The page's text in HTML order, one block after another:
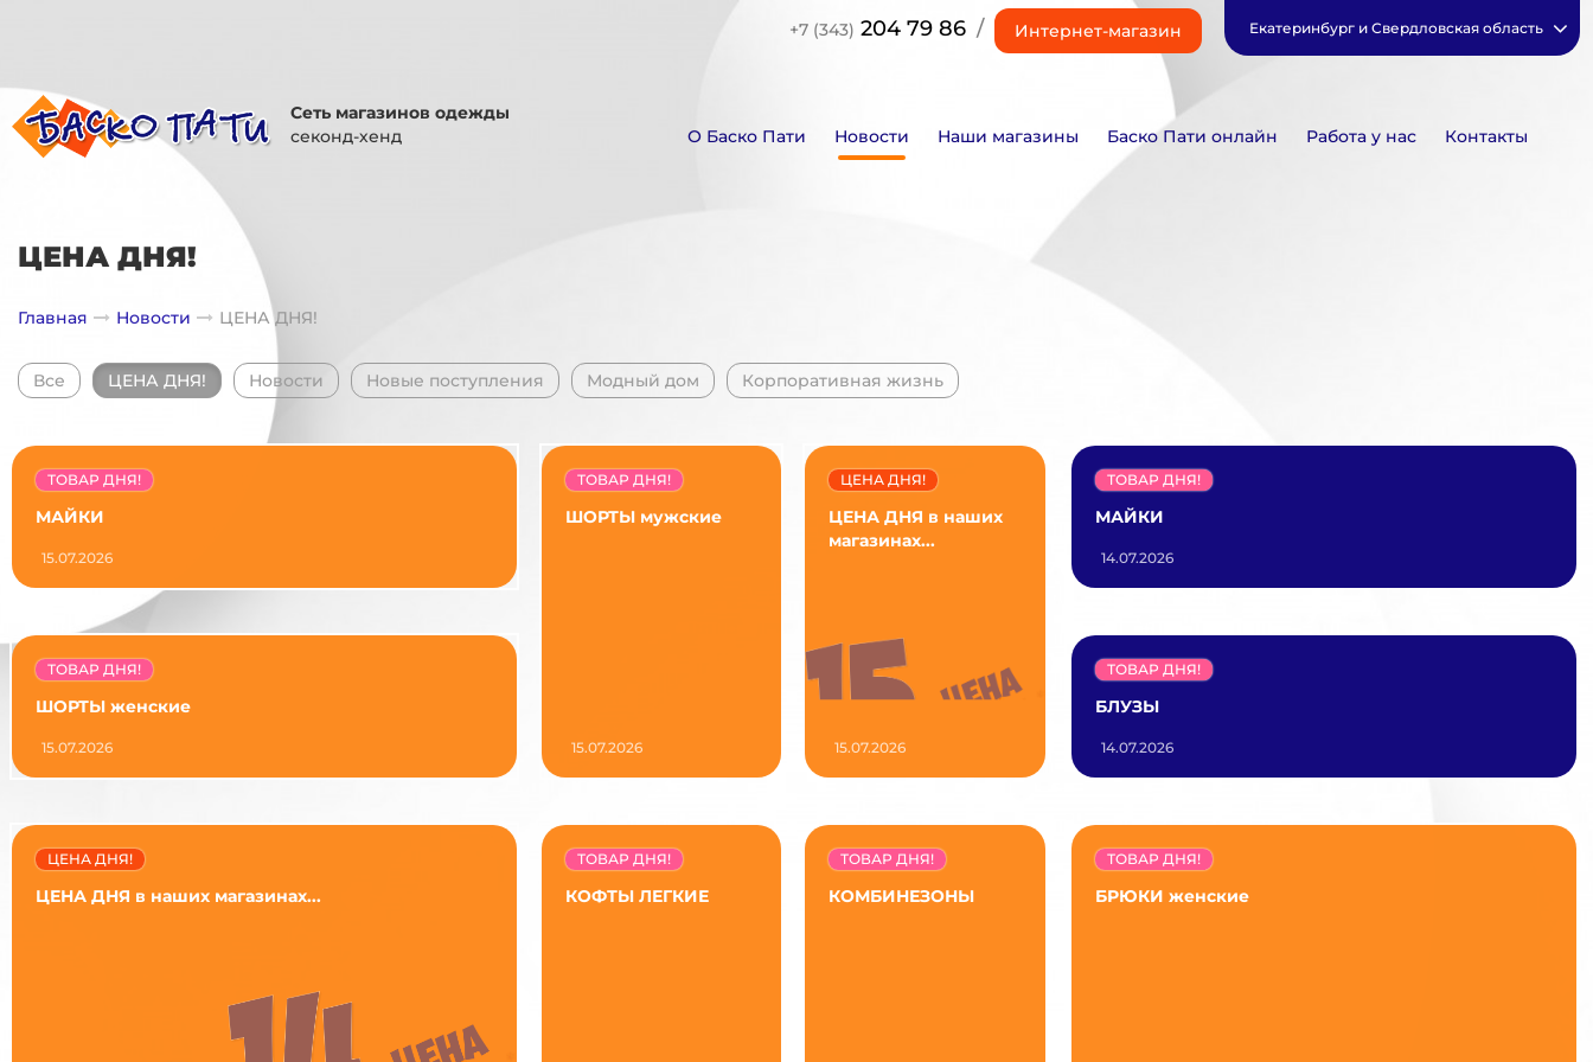
+7 (343) 204 79 86 / Интернет-магазин Екатеринбург и Свердловская область
Сеть магазинов одежды
секонд-хенд
О Баско Пати Новости Наши магазины Баско Пати онлайн Работа у нас Контакты
ЦЕНА ДНЯ!
Главная Новости ЦЕНА ДНЯ!
Все ЦЕНА ДНЯ! Новости Новые поступления Модный дом Корпоративная жизнь
МАЙКИ
ТОВАР ДНЯ!
15.07.2026
ШОРТЫ женские
ТОВАР ДНЯ!
15.07.2026
ШОРТЫ мужские
ТОВАР ДНЯ!
15.07.2026
ЦЕНА ДНЯ в наших
магазинах...
ЦЕНА ДНЯ!
15.07.2026
МАЙКИ
ТОВАР ДНЯ!
14.07.2026
БЛУЗЫ
ТОВАР ДНЯ!
14.07.2026
ЦЕНА ДНЯ в наших магазинах...
ЦЕНА ДНЯ!
КОФТЫ ЛЕГКИЕ
ТОВАР ДНЯ!
КОМБИНЕЗОНЫ
ТОВАР ДНЯ!
БРЮКИ женские
ТОВАР ДНЯ!